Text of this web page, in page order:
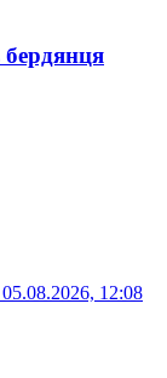
бердянця
05.08.2026, 12:08